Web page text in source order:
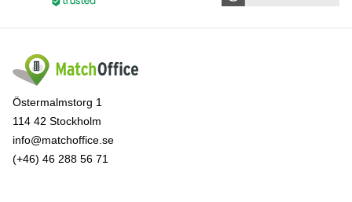
Östermalmstorg 1
114 42 Stockholm
info@matchoffice.se
(+46) 46 288 56 71